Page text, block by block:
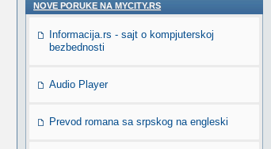
NOVE PORUKE NA MYCITY.RS
Informacija.rs - sajt o kompjuterskoj
bezbednosti
Audio Player
Prevod romana sa srpskog na engleski